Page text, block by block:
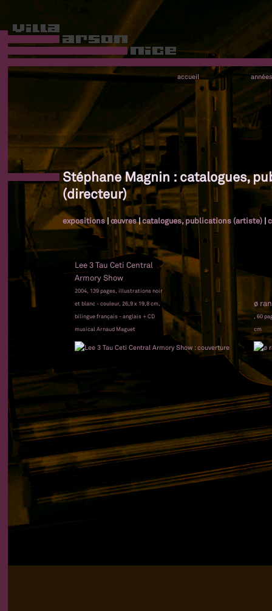
accueil années
Stéphane Magnin : catalogues,
(directeur)
expositions|œuvres|catalogues, publications (artiste) |
Lee 3 Tau Ceti Central
Armory Show
2004, 139 pages, illustrations noir
et blanc - couleur, 26,9 x 19,8 cm,
bilingue français - anglais + CD
musical Arnaud Maguet
ø
, 60
cm